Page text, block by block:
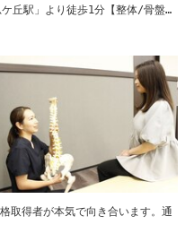
丘駅」より徒歩1分【整体/骨盤矯
取得者が本気で向き合います。通